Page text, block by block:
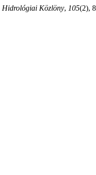
Hidrológiai Közlöny, 105(2),